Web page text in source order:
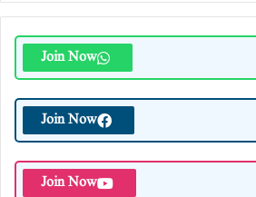
Join Now
Join Now
Join Now